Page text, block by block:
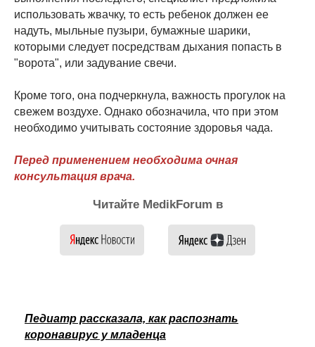
использовать жвачку, то есть ребенок должен ее
надуть, мыльные пузыри, бумажные шарики,
которыми следует посредствам дыхания попасть в
"ворота", или задувание свечи.
Кроме того, она подчеркнула, важность прогулок на
свежем воздухе. Однако обозначила, что при этом
необходимо учитывать состояние здоровья чада.
Перед применением необходима очная
консультация врача.
Читайте MedikForum в
Педиатр рассказала, как распознать
коронавирус у младенца